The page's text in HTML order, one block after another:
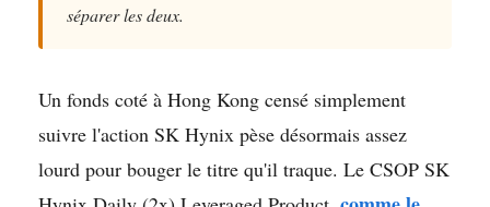
séparer les deux.
Un fonds coté à Hong Kong censé simplement
suivre l'action SK Hynix pèse désormais assez
lourd pour bouger le titre qu'il traque. Le CSOP SK